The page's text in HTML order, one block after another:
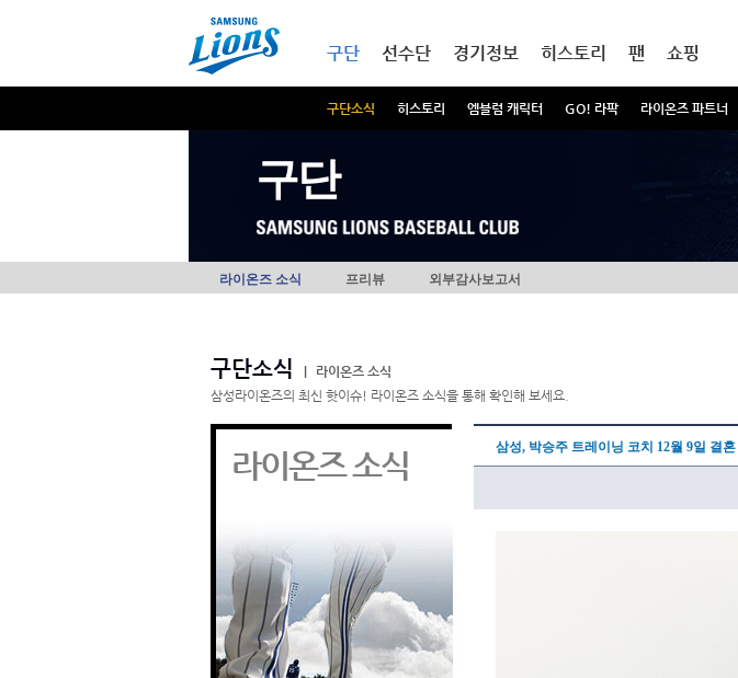
구단
구단소식 히스토리 엠블럼 캐릭터 GO! 라팍 라이온즈 파트너
선수단 경기정보 히스토리 팬 쇼핑
구단
라이온즈 소식 프리뷰 외부감사보고서
구단소식
라이온즈 소식
삼성라이온즈의 최신 핫이슈! 라이온즈 소식을 통해 확인해 보세요.
라이온즈 소식 삼성, 박승주 트레이닝 코치 12월 9일 결혼